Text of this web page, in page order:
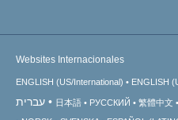
Websites Internacionales
ENGLISH (US/International) ENGLISH
עברית 日本語 РУССКИЙ 繁體中文